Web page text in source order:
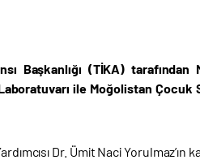
Başkanlığı (TİKA)
ile Moğolistan Çocuk
Dr. Ümit Naci